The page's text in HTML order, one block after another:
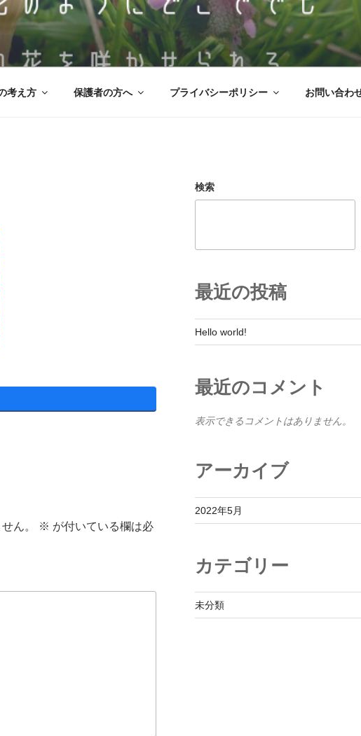
後等デイサービス ののはな
うに‶どこででも″ 笑顔の花を咲かせられる。そんな施設を目指した
考え方 保護者の方へ プライバシーポリシー お問い合わ
ん。 ※ が付いている欄は必
検索
最近の投稿
Hello world!
最近のコメント
表示できるコメントはありません。
アーカイブ
2022年5月
カテゴリー
未分類